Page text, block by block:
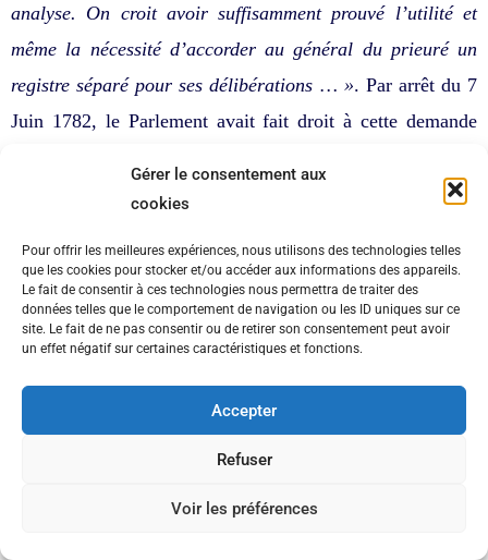
Gérer le consentement aux
cookies
Pour offrir les meilleures expériences, nous utilisons des technologies telles
que les cookies pour stocker et/ou accéder aux informations des appareils.
Le fait de consentir à ces technologies nous permettra de traiter des
données telles que le comportement de navigation ou les ID uniques sur ce
site. Le fait de ne pas consentir ou de retirer son consentement peut avoir
un effet négatif sur certaines caractéristiques et fonctions.
Accepter
Refuser
Voir les préférences
analyse. On croit avoir suffisamment prouvé l’utilité et
même la nécessité d’accorder au général du prieuré un
registre séparé pour ses délibérations … ». Par arrêt du 7
Juin 1782, le Parlement avait fait droit à cette demande
obtint son agrément pour le registre séparé et la tenue des
sujet, du 24 Juin 1782, du recteur de Ploaré, M. Clerc, à
M. de la Tour :« Mon Révérend Père, les bourgeois de
Douarnenez ont présenté une requête pour demander au
inscrire les délibérations qu’ils tiennent pour la ville.
les fabriques, veiller aux affaires des églises, composé de